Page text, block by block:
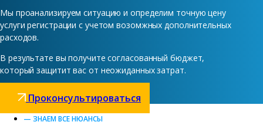
Мы проанализируем ситуацию и определим точную цену
услуги регистрации с учетом возомжных дополнительных
расходов.
В результате вы получите согласованный бюджет,
который защитит вас от неожиданных затрат.
Проконсультироваться
— ЗНАЕМ ВСЕ НЮАНСЫ